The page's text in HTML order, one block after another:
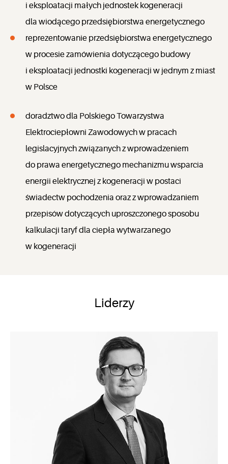
i eksploatacji małych jednostek kogeneracji
dla wiodącego przedsiębiorstwa energetycznego
reprezentowanie przedsiębiorstwa energetycznego
w procesie zamówienia dotyczącego budowy
i eksploatacji jednostki kogeneracji w jednym z miast
w Polsce
doradztwo dla Polskiego Towarzystwa
Elektrociepłowni Zawodowych w pracach
legislacyjnych związanych z wprowadzeniem
do prawa energetycznego mechanizmu wsparcia
energii elektrycznej z kogeneracji w postaci
świadectw pochodzenia oraz z wprowadzaniem
przepisów dotyczących uproszczonego sposobu
kalkulacji taryf dla ciepła wytwarzanego
w kogeneracji
Liderzy